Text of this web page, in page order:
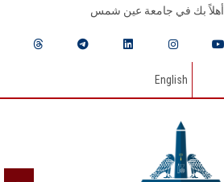
أهلاً بك في جامعة عين شمس
English